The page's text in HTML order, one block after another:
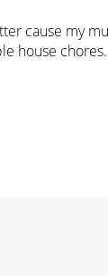
cause my
house chores.